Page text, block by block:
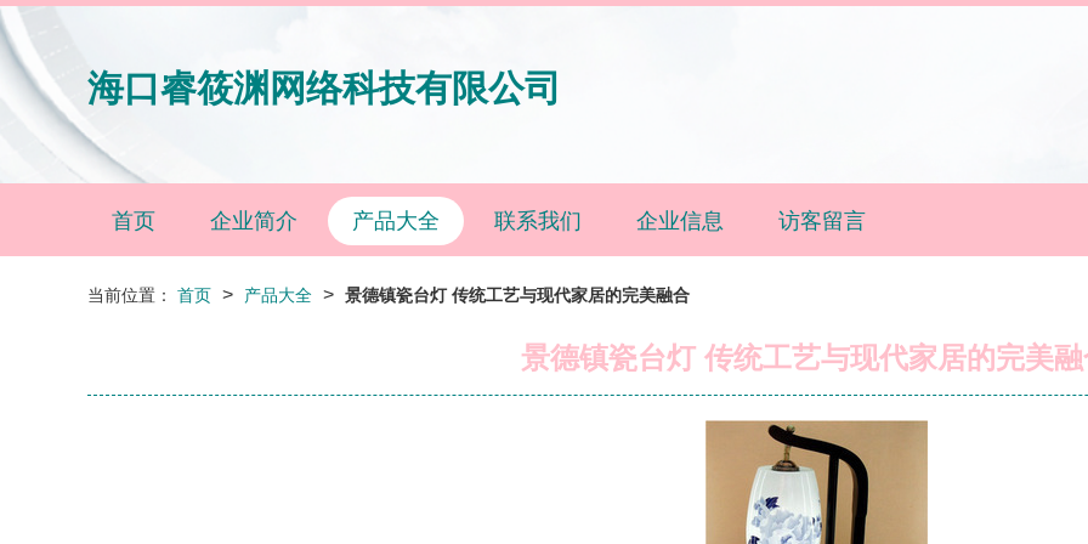
海口睿筱渊网络科技有限公司
首页 企业简介 产品大全 联系我们 企业信息 访客留言
当前位置： 首页 > 产品大全 > 景德镇瓷台灯 传统工艺与现代家居的完美融合
景德镇瓷台灯 传统工艺与现代家居的完美